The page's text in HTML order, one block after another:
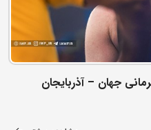
جهان – آذربایجان